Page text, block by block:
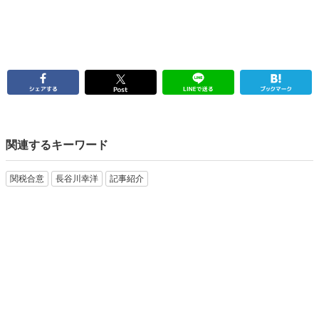
関連するキーワード
関税合意 長谷川幸洋 記事紹介